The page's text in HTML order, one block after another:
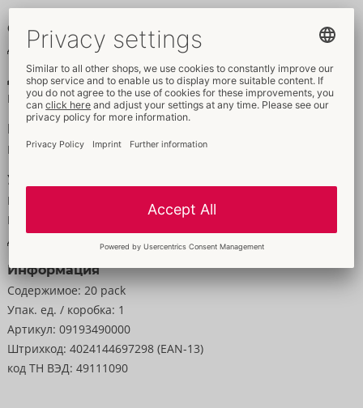
Свойства
Для женщин
Данные
Количество страниц: 8
Размер
Масса: 296 g
Упаковка
Ширина:
Высота:
Длина:
Информация
Содержимое: 20 pack
Упак. ед. / коробка: 1
Артикул: 09193490000
Штрихкод: 4024144697298 (EAN-13)
код ТН ВЭД: 49111090